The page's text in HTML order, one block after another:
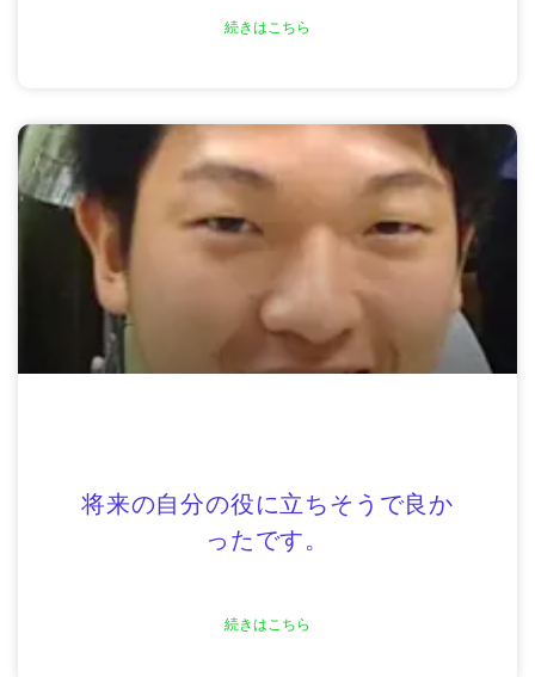
続きはこちら
将来の自分の役に立ちそうで良か
ったです。
続きはこちら